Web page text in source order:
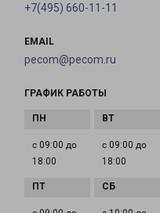
+7(495) 660-11-11
EMAIL
pecom@pecom.ru
ГРАФИК РАБОТЫ
с 09:00 до
18:00
с 09:00 до
18:00